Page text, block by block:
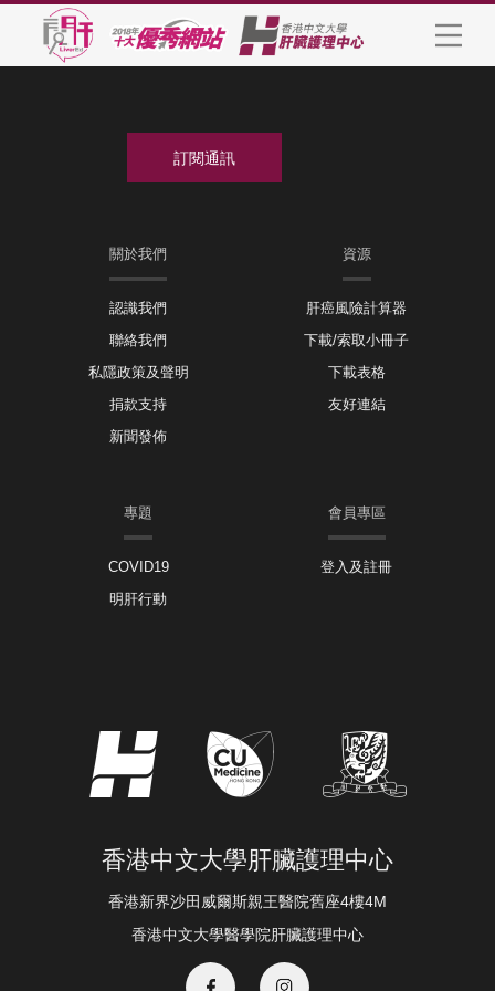
關於我們
認識我們
聯絡我們
私隱政策及聲明
捐款支持
新聞發佈
資源
肝癌風險計算器
下載/索取小冊子
下載表格
友好連結
專題
COVID19
明肝行動
會員專區
登入及註冊
香港中文大學肝臟護理中心
香港新界沙田威爾斯親王醫院舊座4樓4M
香港中文大學醫學院肝臟護理中心